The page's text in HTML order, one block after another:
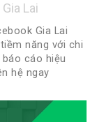
Lai
Gia Lai
năng với chi
cáo hiệu
hệ ngay